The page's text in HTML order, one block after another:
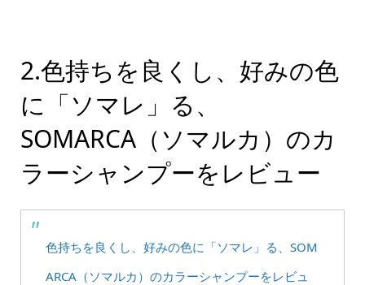
2.色持ちを良くし、好みの色
に「ソマレ」る、
SOMARCA（ソマルカ）のカ
ラーシャンプーをレビュー
色持ちを良くし、好みの色に「ソマレ」る、SOM
ARCA（ソマルカ）のカラーシャンプーをレビュ